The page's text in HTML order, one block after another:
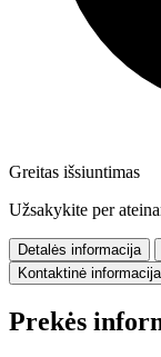
Greitas išsiuntimas
Užsakykite per
Detalės informacija
Kontaktinė informacija
Prekės